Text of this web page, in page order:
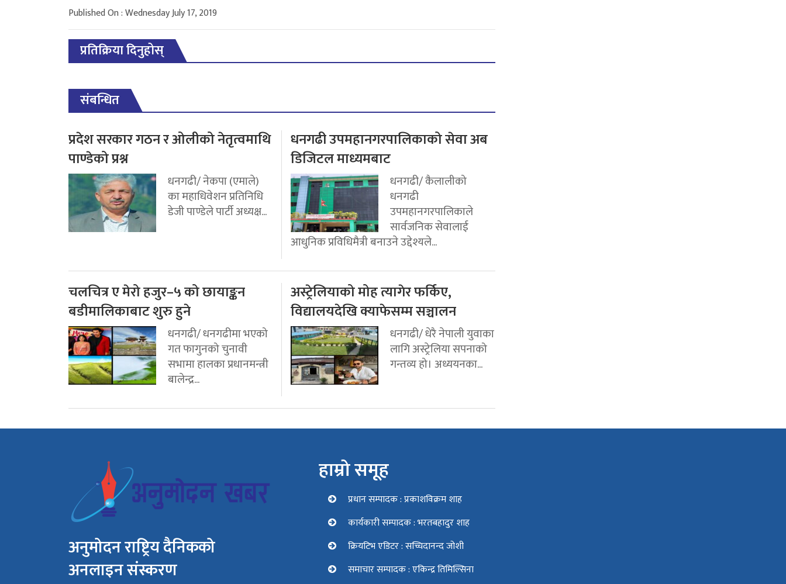
Published On : Wednesday July 17, 2019
प्रतिक्रिया दिनुहोस्
संबन्धित
प्रदेश सरकार गठन र ओलीको नेतृत्वमाथि
पाण्डेको प्रश्न
धनगढी/ नेकपा (एमाले)
का महाधिवेशन प्रतिनिधि
डेजी पाण्डेले पार्टी अध्यक्ष...
धनगढी उपमहानगरपालिकाको सेवा अब
डिजिटल माध्यमबाट
धनगढी/ कैलालीको
धनगढी
उपमहानगरपालिकाले
सार्वजनिक सेवालाई
आधुनिक प्रविधिमैत्री बनाउने उद्देश्यले...
चलचित्र ए मेरो हजुर–५ को छायाङ्कन
बडीमालिकाबाट शुरु हुने
धनगढी/ धनगढीमा भएको
गत फागुनको चुनावी
सभामा हालका प्रधानमन्त्री
बालेन्द्र...
अस्ट्रेलियाको मोह त्यागेर फर्किए,
विद्यालयदेखि क्याफेसम्म सञ्चालन
धनगढी/ धेरै नेपाली युवाका
लागि अस्ट्रेलिया सपनाको
गन्तव्य हो। अध्ययनका...
अनुमोदन राष्ट्रिय दैनिकको
अनलाइन संस्करण
हाम्रो समूह
प्रधान सम्पादक : प्रकाशविक्रम शाह
कार्यकारी सम्पादक : भरतबहादुर शाह
क्रियटिभ एडिटर : सच्चिदानन्द जोशी
समाचार सम्पादक : एकिन्द्र तिमिल्सिना